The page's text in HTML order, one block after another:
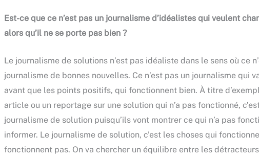
Est-ce que ce n’est pas un journalisme d’idéalistes qui veulent
alors qu’il ne se porte pas bien ?
Le journalisme de solutions n’est pas idéaliste dans le sens où ce
journalisme de bonnes nouvelles. Ce n’est pas un journalisme qui
avant que les points positifs, qui fonctionnent bien. À titre
article ou un reportage sur une solution qui n’a pas fonctionné,
journalisme de solution puisqu’ils vont montrer ce qui n’a pas
informer. Le journalisme de solution, c’est les choses qui
fonctionnent pas. On va chercher un équilibre entre les